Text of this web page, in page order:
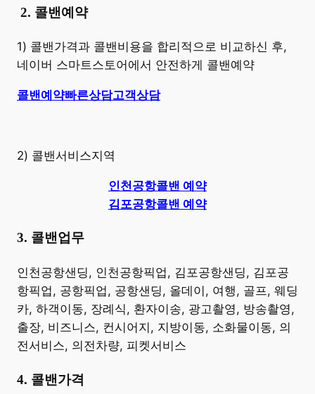
2. 콜밴예약
1) 콜밴가격과 콜밴비용을 합리적으로 비교하신 후,
네이버 스마트스토어에서 안전하게 콜밴예약
콜밴예약빠른상담고객상담
2) 콜밴서비스지역
인천공항콜밴 예약
김포공항콜밴 예약
3. 콜밴업무
​인천공항샌딩, 인천공항픽업, 김포공항샌딩, 김포공
항픽업, 공항픽업, 공항샌딩, 올데이, 여행, 골프, 웨딩
카, 하객이동, 장례식, 환자이송, 광고촬영, 방송촬영,
출장, 비즈니스, 컨시어지, 지방이동, 소화물이동, 의
전서비스, 의전차량, 피켓서비스
4. 콜밴가격